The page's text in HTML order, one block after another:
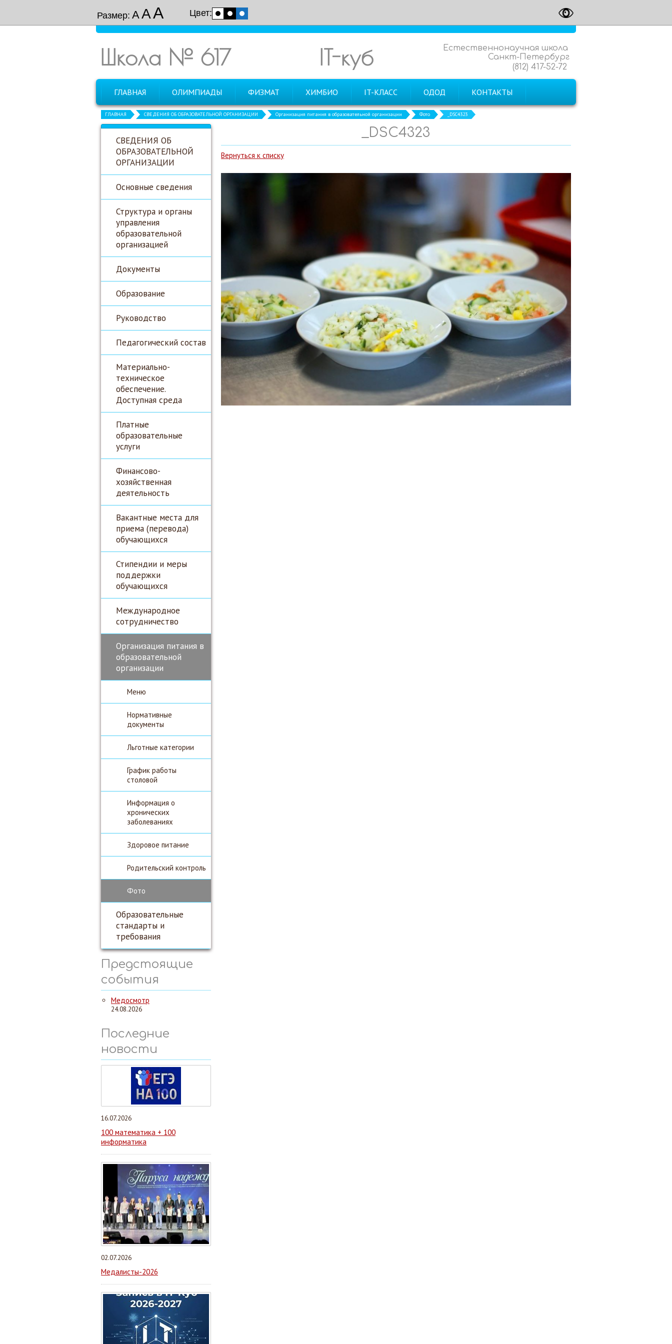
Размер: ААА Цвет:
Школа № 617
Естественнонаучная школа
Санкт-Петербург
(812) 417-52-72
IT-куб
ГЛАВНАЯ ОЛИМПИАДЫ ФИЗМАТ ХИМБИО IT-КЛАСС ОДОД КОНТАКТЫ
ГЛАВНАЯ СВЕДЕНИЯ ОБ ОБРАЗОВАТЕЛЬНОЙ ОРГАНИЗАЦИИ Организация питания в образовательной организации Фото _DSC4323
СВЕДЕНИЯ ОБ
ОБРАЗОВАТЕЛЬНОЙ
ОРГАНИЗАЦИИ
Основные сведения
Структура и органы
управления
образовательной
организацией
Документы
Образование
Руководство
Педагогический состав
Материально-
техническое
обеспечение.
Доступная среда
Платные
образовательные
услуги
Финансово-
хозяйственная
деятельность
Вакантные места для
приема (перевода)
обучающихся
Стипендии и меры
поддержки
обучающихся
Международное
сотрудничество
Организация питания в
образовательной
организации
Меню
Нормативные
документы
Льготные категории
График работы
столовой
Информация о
хронических
заболеваниях
Здоровое питание
Родительский контроль
Фото
Образовательные
стандарты и
требования
Предстоящие
события
Медосмотр
24.08.2026
Последние
новости
16.07.2026
100 математика + 100
информатика
02.07.2026
Медалисты-2026
_DSC4323
Вернуться к списку